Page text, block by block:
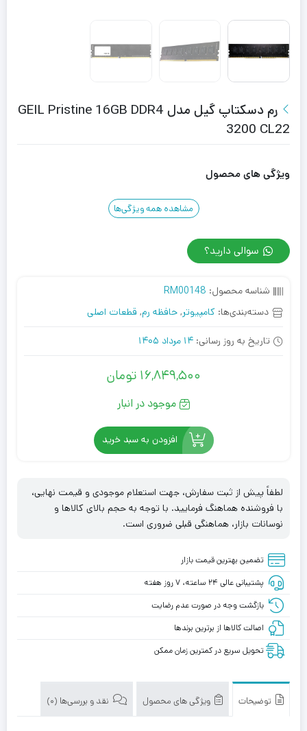
رم دسکتاپ گیل مدل GEIL Pristine 16GB DDR4
3200 CL22
ویژگی های محصول
مشاهده همه ویژگی‌ها
سوالی دارید؟
شناسه محصول: RM00148
دسته‌بندی‌ها: کامپیوتر, حافظه رم, قطعات اصلی
تاریخ به روز رسانی: 14 مرداد 1405
16,849,500 تومان
موجود در انبار
افزودن به سبد خرید
لطفاً پیش از ثبت سفارش، جهت استعلام موجودی و قیمت نهایی،
با فروشنده هماهنگ فرمایید. با توجه به حجم بالای کالاها و
نوسانات بازار، هماهنگی قبلی ضروری است.
تضمین بهترین قیمت بازار
پشتیبانی عالی ۲۴ ساعته، ۷ روز هفته
بازگشت وجه در صورت عدم رضایت
اصالت کالاها از برترین برندها
تحویل سریع در کمترین زمان ممکن
توضیحات ویژگی های محصول نقد و بررسی‌ها (0)